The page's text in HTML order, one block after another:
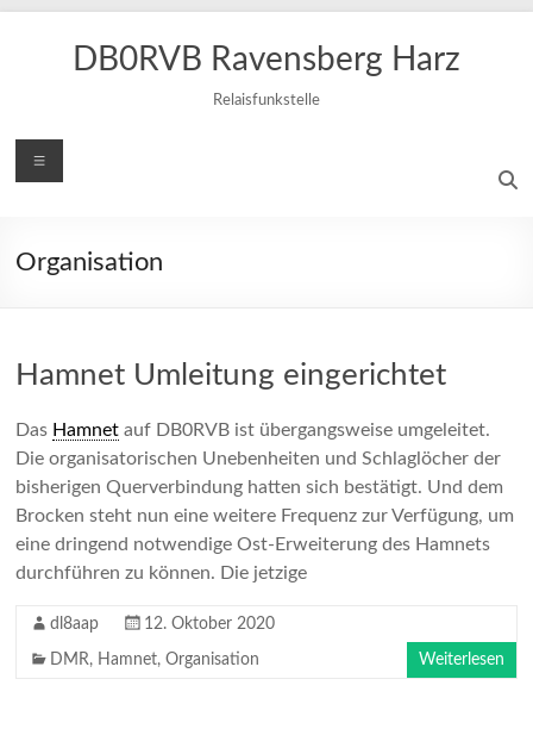
DB0RVB Ravensberg Harz
Relaisfunkstelle
Menü
Organisation
Hamnet Umleitung eingerichtet
Das Hamnet auf DB0RVB ist übergangsweise umgeleitet.
Die organisatorischen Unebenheiten und Schlaglöcher der
bisherigen Querverbindung hatten sich bestätigt. Und dem
Brocken steht nun eine weitere Frequenz zur Verfügung, um
eine dringend notwendige Ost-Erweiterung des Hamnets
durchführen zu können. Die jetzige
dl8aap 12. Oktober 2020
DMR, Hamnet,Organisation Weiterlesen